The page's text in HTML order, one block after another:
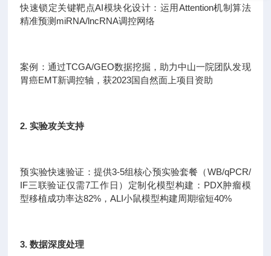
快速锁定关键靶点AI模块化设计：运用Attention机制算法
精准预测miRNA/lncRNA调控网络
案例：通过TCGA/GEO数据挖掘，助力中山一院团队发现
胃癌EMT新调控轴，获2023国自然面上项目资助
2. 实验攻关支持
预实验快速验证：提供3-5组核心预实验套餐（WB/qPCR/
IF三联验证仅需7工作日）定制化模型构建：PDX肿瘤模
型移植成功率达82%，ALI小鼠模型构建周期缩短40%
3. 数据深度处理